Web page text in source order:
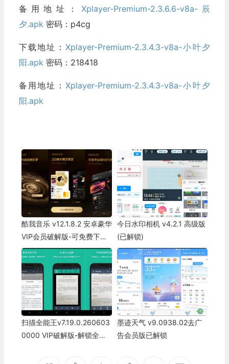
备用地址： Xplayer-Premium-2.3.6.6-v8a-辰
夕.apk密码：p4cg
下载地址：Xplayer-Premium-2.3.4.3-v8a-小叶夕
阳.apk密码：218418
备用地址：Xplayer-Premium-2.3.4.3-v8a-小叶夕
阳.apk
酷我音乐 v12.1.8.2 安卓豪华
VIP会员破解版-可免费下载
高品质无损音乐
今日水印相机 v4.2.1 高级版
(已解锁)
扫描全能王v7.19.0.260603
0000 VIP破解版-解锁全部
墨迹天气 v9.0938.02去广
告会员版已解锁